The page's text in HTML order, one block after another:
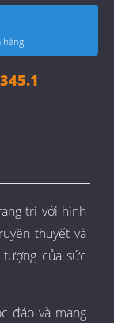
hàng
trí với hình
thuyết và
của sức
đáo và mang